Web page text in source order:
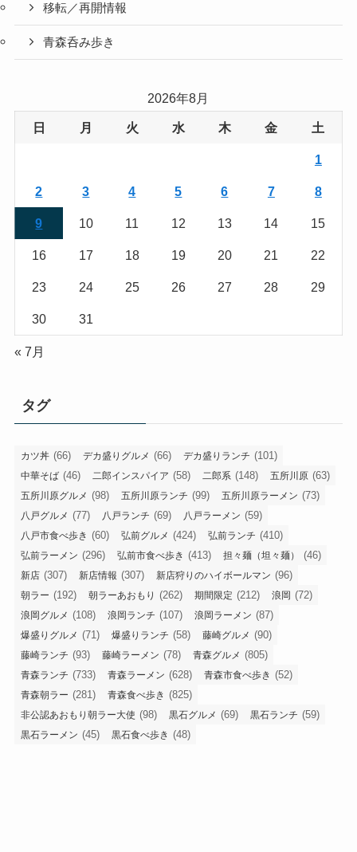
移転／再開情報
青森呑み歩き
2026年8月
日 月 火 水 木 金 土
1
2 3 4 5 6 7 8
9 10 11 12 13 14 15
16 17 18 19 20 21 22
23 24 25 26 27 28 29
30 31
« 7月
タグ
カツ丼 (66) デカ盛りグルメ (66) デカ盛りランチ (101)
中華そば (46) 二郎インスパイア (58) 二郎系 (148) 五所川原 (63)
五所川原グルメ (98) 五所川原ランチ (99) 五所川原ラーメン (73)
八戸グルメ (77) 八戸ランチ (69) 八戸ラーメン (59)
八戸市食べ歩き (60) 弘前グルメ (424) 弘前ランチ (410)
弘前ラーメン (296) 弘前市食べ歩き (413) 担々麺（坦々麺） (46)
新店 (307) 新店情報 (307) 新店狩りのハイボールマン (96)
朝ラー (192) 朝ラーあおもり (262) 期間限定 (212) 浪岡 (72)
浪岡グルメ (108) 浪岡ランチ (107) 浪岡ラーメン (87)
爆盛りグルメ (71) 爆盛りランチ (58) 藤崎グルメ (90)
藤崎ランチ (93) 藤崎ラーメン (78) 青森グルメ (805)
青森ランチ (733) 青森ラーメン (628) 青森市食べ歩き (52)
青森朝ラー (281) 青森食べ歩き (825)
非公認あおもり朝ラー大使 (98) 黒石グルメ (69) 黒石ランチ (59)
黒石ラーメン (45) 黒石食べ歩き (48)